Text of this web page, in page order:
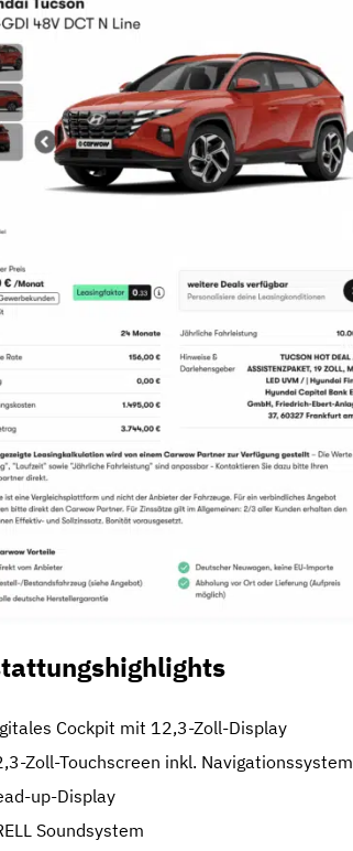
Cockpit mit 12,3-Zoll-Display
Zoll-Touchscreen inkl. Navigationssystem
up-Display
Soundsystem